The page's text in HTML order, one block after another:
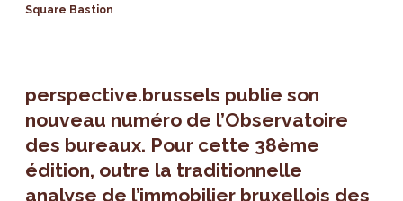
Square Bastion
perspective.brussels publie son
nouveau numéro de l’Observatoire
des bureaux. Pour cette 38ème
édition, outre la traditionnelle
analyse de l’immobilier bruxellois des